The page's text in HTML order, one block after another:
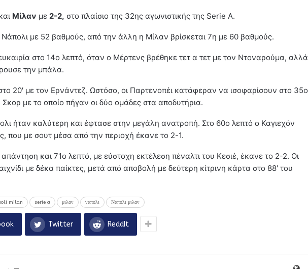
Μίλαν με 2-2, στο πλαίσιο της 32ης αγωνιστικής της Serie A.
Νάπολι με 52 βαθμούς, από την άλλη η Μίλαν βρίσκεται 7η με 60 βαθμούς.
στο 14ο λεπτό, όταν ο Μέρτενς βρέθηκε τετ α τετ με τον Ντοναρούμα, αλλά
την μπάλα.
20′ με τον Ερνάντεζ. Ωστόσο, οι Παρτενοπέι κατάφεραν να ισοφαρίσουν στο 35ο
Σκορ με το οποίο πήγαν οι δύο ομάδες στα αποδυτήρια.
ήταν καλύτερη και έφτασε στην μεγάλη ανατροπή. Στο 60ο λεπτό ο Καγιεχόν
που με σουτ μέσα από την περιοχή έκανε το 2-1.
και 71ο λεπτό, με εύστοχη εκτέλεση πέναλτι του Κεσιέ, έκανε το 2-2. Οι
με δέκα παίκτες, μετά από αποβολή με δεύτερη κίτρινη κάρτα στο 88′ του
milan serie a μιλαν ναπολι Ναπολι μιλαν
Twitter ReddIt